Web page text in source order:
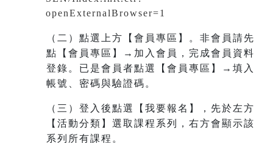
openExternalBrowser=1
（二）點選上方【會員專區】。非會員請先
點【會員專區】→加入會員，完成會員資料
登錄。已是會員者點選【會員專區】→填入
帳號、密碼與驗證碼。
（三）登入後點選【我要報名】，先於左方
【活動分類】選取課程系列，右方會顯示該
系列所有課程。